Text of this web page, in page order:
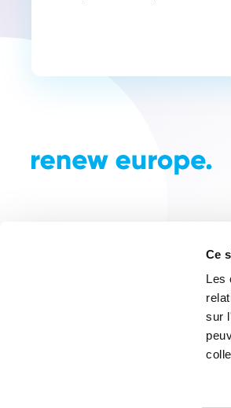
Ce
Les
sur
© Renew Europe 2024. Tous